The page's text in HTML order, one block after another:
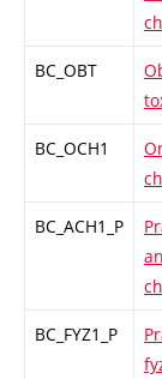
BC_OBT
BC_OCH1
BC_ACH1_P
BC_FYZ1_P